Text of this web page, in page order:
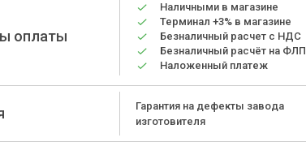
оплаты
Наличными в магазине
Терминал +3% в магазине
Безналичный расчет с НДС
Безналичный расчёт на ФЛП
Наложенный платеж
Гарантия на дефекты завода
изготовителя